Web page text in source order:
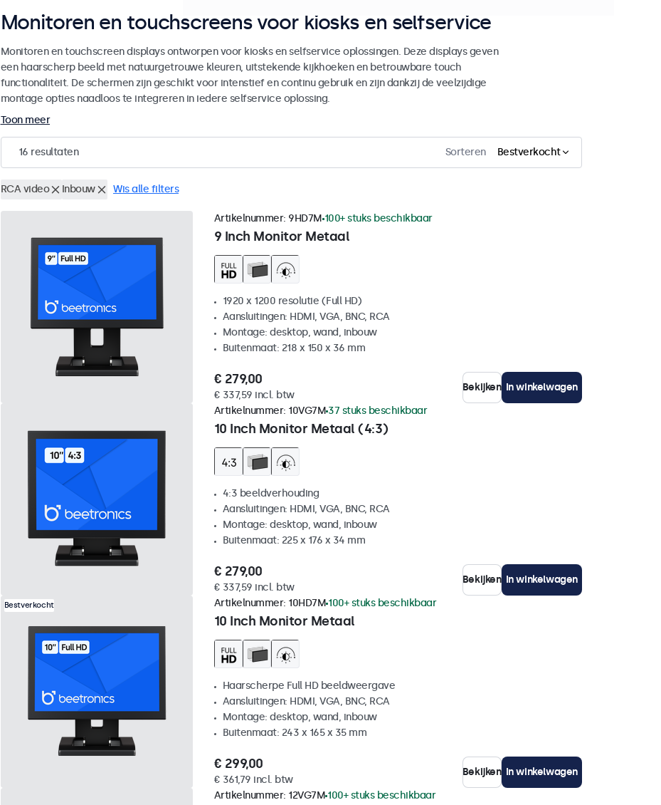
Monitoren en touchscreens voor kiosks en selfservice
Monitoren en touchscreen displays ontworpen voor kiosks en selfservice oplossingen. Deze displays geven
een haarscherp beeld met natuurgetrouwe kleuren, uitstekende kijkhoeken en betrouwbare touch
functionaliteit. De schermen zijn geschikt voor intenstief en continu gebruik en zijn dankzij de veelzijdige
montage opties naadloos te integreren in iedere selfservice oplossing.
Toon meer
16 resultaten Sorteren Bestverkocht
RCA video Inbouw Wis alle filters
9 Inch Monitor Metaal
Artikelnummer: 9HD7M 100+ stuks beschikbaar
1920 x 1200 resolutie (Full HD)
Aansluitingen: HDMI, VGA, BNC, RCA
Montage: desktop, wand, inbouw
Buitenmaat: 218 x 150 x 36 mm
€ 279,00
€ 337,59 incl. btw
Bekijken In winkelwagen
10 Inch Monitor Metaal (4:3)
Artikelnummer: 10VG7M 37 stuks beschikbaar
4:3 beeldverhouding
Aansluitingen: HDMI, VGA, BNC, RCA
Montage: desktop, wand, inbouw
Buitenmaat: 225 x 176 x 34 mm
€ 279,00
€ 337,59 incl. btw
Bekijken In winkelwagen
Bestverkocht
10 Inch Monitor Metaal
Artikelnummer: 10HD7M 100+ stuks beschikbaar
Haarscherpe Full HD beeldweergave
Aansluitingen: HDMI, VGA, BNC, RCA
Montage: desktop, wand, inbouw
Buitenmaat: 243 x 165 x 35 mm
€ 299,00
€ 361,79 incl. btw
Bekijken In winkelwagen
Artikelnummer: 12VG7M 100+ stuks beschikbaar